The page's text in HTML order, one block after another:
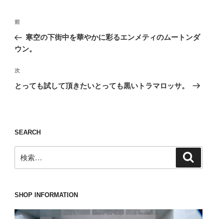
投
ナ
ゲ
ー
前
の
投
前
寒空の下街中を華やかに彩るエンメティのムートンダ
ウン。
次
の
次
とっても試して頂きたいとっても黒いトラマロッサ。
SEARCH
索:
SHOP INFORMATION